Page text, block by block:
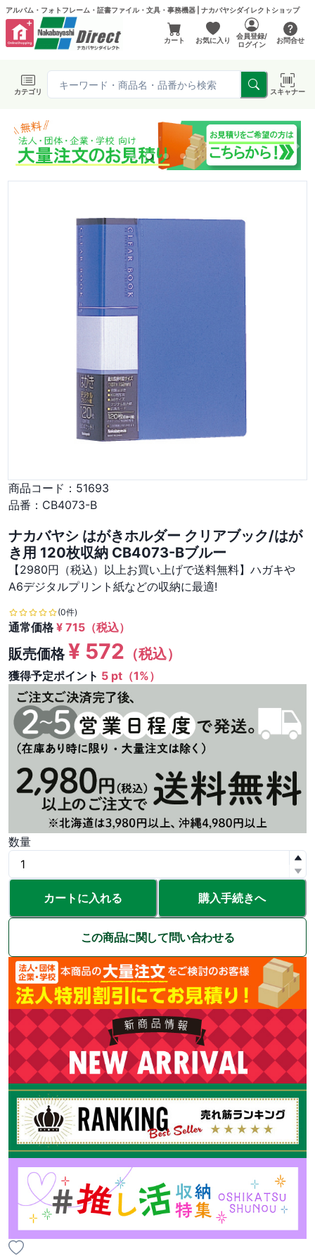
アルバム・フォトフレーム・証書ファイル・文具・事務機器 | ナカバヤシダイレクトショップ
カート お気に入り
会員登録/
ログイン
お問合せ
カテゴリ スキャナー
商品コード： 51693
品番： CB4073-B
ナカバヤシ はがきホルダー クリアブック/はが
き用 120枚収納 CB4073-Bブルー
【2980円（税込）以上お買い上げで送料無料】ハガキや
A6デジタルプリント紙などの収納に最適!
(0件)
通常価格¥ 715 （税込）
販売価格¥ 572 （税込）
獲得予定ポイント 5 pt（1%）
数量
カートに入れる 購入手続きへ
この商品に関して問い合わせる